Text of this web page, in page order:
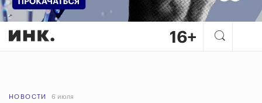
НОВОСТИ 6 июля